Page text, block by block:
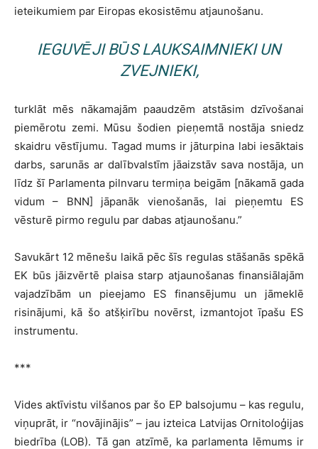
ieteikumiem par Eiropas ekosistēmu atjaunošanu.
IEGUVĒJI BŪS LAUKSAIMNIEKI UN
ZVEJNIEKI,
turklāt mēs nākamajām paaudzēm atstāsim dzīvošanai
piemērotu zemi. Mūsu šodien pieņemtā nostāja sniedz
skaidru vēstījumu. Tagad mums ir jāturpina labi iesāktais
darbs, sarunās ar dalībvalstīm jāaizstāv sava nostāja, un
līdz šī Parlamenta pilnvaru termiņa beigām [nākamā gada
vidum – BNN] jāpanāk vienošanās, lai pieņemtu ES
vēsturē pirmo regulu par dabas atjaunošanu.”
Savukārt 12 mēnešu laikā pēc šīs regulas stāšanās spēkā
EK būs jāizvērtē plaisa starp atjaunošanas finansiālajām
vajadzībām un pieejamo ES finansējumu un jāmeklē
risinājumi, kā šo atšķirību novērst, izmantojot īpašu ES
instrumentu.
***
Vides aktīvistu vilšanos par šo EP balsojumu – kas regulu,
viņuprāt, ir “novājinājis” – jau izteica Latvijas Ornitoloģijas
biedrība (LOB). Tā gan atzīmē, ka parlamenta lēmums ir